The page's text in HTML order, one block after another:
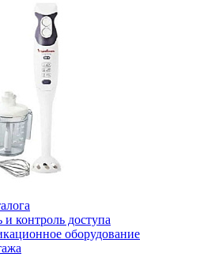
и контроль доступа
оборудование